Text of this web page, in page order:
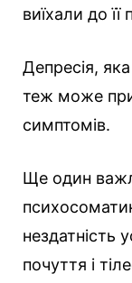
виїхали до її
Депресія,
теж може
симптомів.
Ще один
нездатність
почуття і